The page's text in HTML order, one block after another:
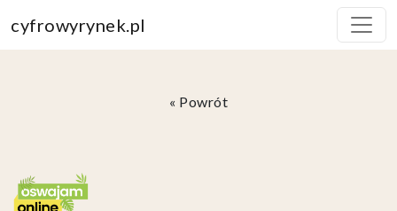
cyfrowyrynek.pl
« Powrót